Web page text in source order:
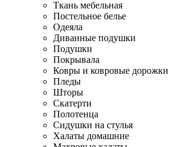
Ткань мебельная
Постельное белье
Одеяла
Диванные подушки
Подушки
Покрывала
Ковры и ковровые дорожки
Пледы
Шторы
Скатерти
Полотенца
Сидушки на стулья
Халаты домашние